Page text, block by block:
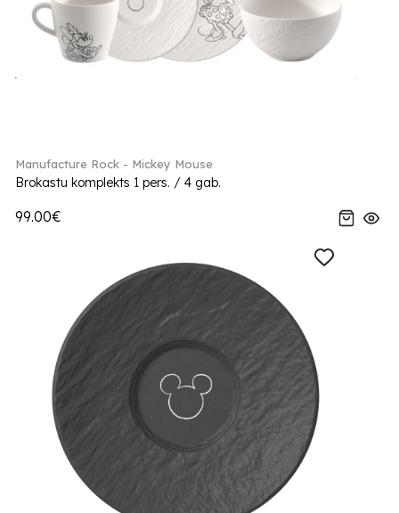
Manufacture Rock - Mickey Mouse
Brokastu komplekts 1 pers. / 4 gab.
99.00€